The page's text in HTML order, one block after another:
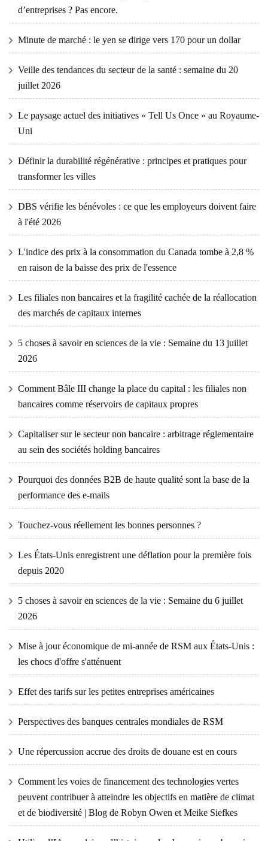
d’entreprises ? Pas encore.
Minute de marché : le yen se dirige vers 170 pour un dollar
Veille des tendances du secteur de la santé : semaine du 20
juillet 2026
Le paysage actuel des initiatives « Tell Us Once » au Royaume-
Uni
Définir la durabilité régénérative : principes et pratiques pour
transformer les villes
DBS vérifie les bénévoles : ce que les employeurs doivent faire
à l'été 2026
L'indice des prix à la consommation du Canada tombe à 2,8 %
en raison de la baisse des prix de l'essence
Les filiales non bancaires et la fragilité cachée de la réallocation
des marchés de capitaux internes
5 choses à savoir en sciences de la vie : Semaine du 13 juillet
2026
Comment Bâle III change la place du capital : les filiales non
bancaires comme réservoirs de capitaux propres
Capitaliser sur le secteur non bancaire : arbitrage réglementaire
au sein des sociétés holding bancaires
Pourquoi des données B2B de haute qualité sont la base de la
performance des e-mails
Touchez-vous réellement les bonnes personnes ?
Les États-Unis enregistrent une déflation pour la première fois
depuis 2020
5 choses à savoir en sciences de la vie : Semaine du 6 juillet
2026
Mise à jour économique de mi-année de RSM aux États-Unis :
les chocs d'offre s'atténuent
Effet des tarifs sur les petites entreprises américaines
Perspectives des banques centrales mondiales de RSM
Une répercussion accrue des droits de douane est en cours
Comment les voies de financement des technologies vertes
peuvent contribuer à atteindre les objectifs en matière de climat
et de biodiversité | Blog de Robyn Owen et Meike Siefkes